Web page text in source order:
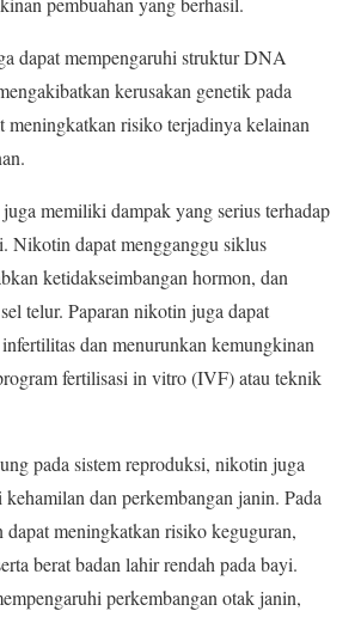
dapat mempengaruhi struktur DNA
kerusakan genetik pada
meningkatkan risiko terjadinya kelainan
memiliki dampak yang serius terhadap
Nikotin dapat mengganggu siklus
ketidakseimbangan hormon, dan
telur. Paparan nikotin juga dapat
dan menurunkan kemungkinan
fertilisasi in vitro (IVF) atau teknik
pada sistem reproduksi, nikotin juga
dan perkembangan janin. Pada
meningkatkan risiko keguguran,
berat badan lahir rendah pada bayi.
perkembangan otak janin,